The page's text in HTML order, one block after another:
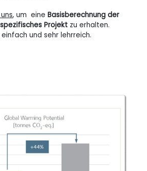
, um eine Basisberechnung der
Projekt zu erhalten.
und sehr lehrreich.